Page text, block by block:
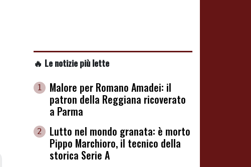
🔥 Le notizie più lette
1
Malore per Romano Amadei: il
patron della Reggiana ricoverato
a Parma
2
Lutto nel mondo granata: è morto
Pippo Marchioro, il tecnico della
storica Serie A